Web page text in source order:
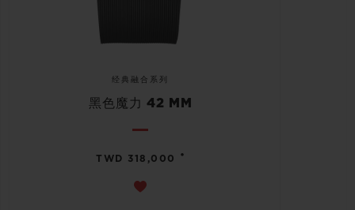
经典融合系列
黑色魔力 42 MM
TWD 318,000 •